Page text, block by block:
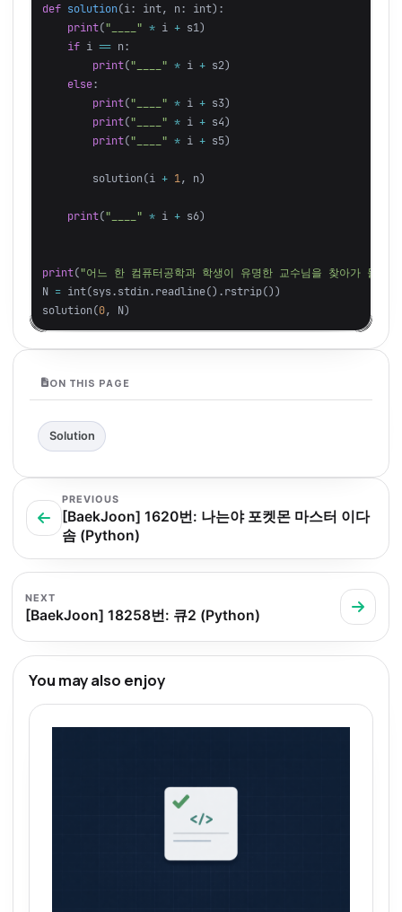
def solution(i : int, n : int):
print("____" * i + s1 )
if i == n :
print("____" * i + s2)
else:
print("____" * i + s3)
print("____" * i + s4)
print("____" * i + s5)
solution (i + 1 , n)
print("____" * i + s6)
print("어느 한 컴퓨터공학과 학생이 유명한 교수님을 찾아가 물었
N = int(sys . stdin . readline(). rstrip())
solution (0, N)
ON THIS PAGE
Solution
PREVIOUS
[BaekJoon] 1620번: 나는야 포켓몬 마스터 이다
솜 (Python)
NEXT
[BaekJoon] 18258번: 큐2 (Python)
You may also enjoy